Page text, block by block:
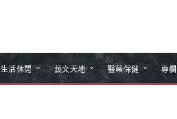
生活休閒 藝文天地 醫藥保健 專欄